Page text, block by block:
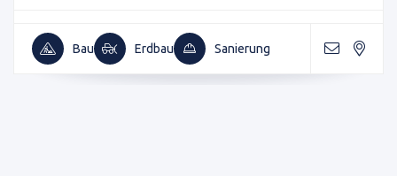
Bau Erdbau Sanierung